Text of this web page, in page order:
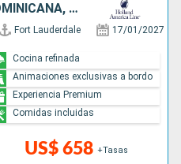
BAHAMAS, REPÚBLICA DOMINICANA, ESTADOS UNIDOS
Fort Lauderdale 17/01/2027
US$ 658 +Tasas
Cocina refinada
Animaciones exclusivas a bordo
Experiencia Premium
Comidas incluidas